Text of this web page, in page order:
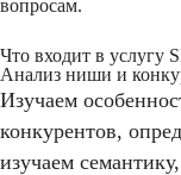
вопросам.
Что входит в
Анализ ниши и
Изучаем
конкурентов,
изучаем